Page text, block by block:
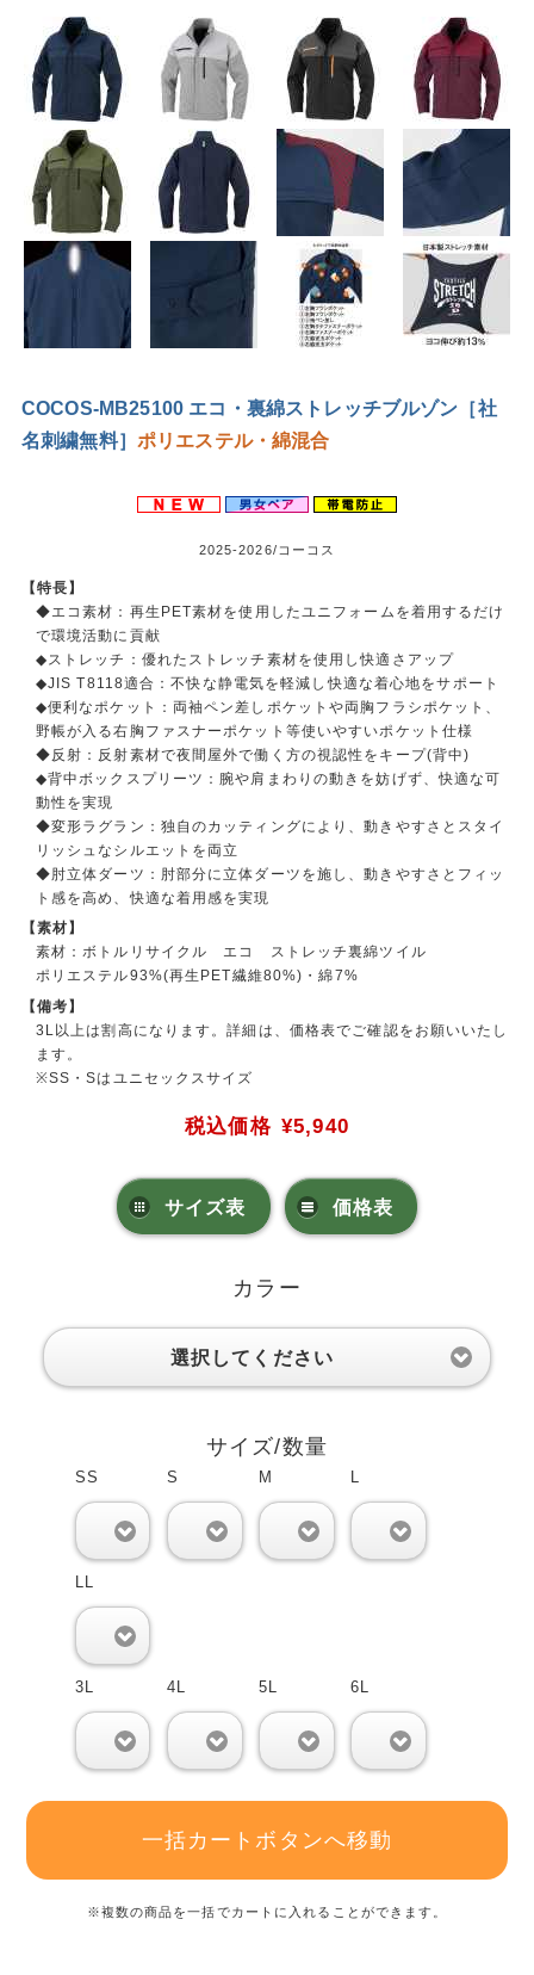
COCOS-MB25100 エコ・裏綿ストレッチブルゾン［社
名刺繍無料］ ポリエステル・綿混合
2025-2026/コーコス
【特長】
◆エコ素材：再生PET素材を使用したユニフォームを着用するだけ
で環境活動に貢献
◆ストレッチ：優れたストレッチ素材を使用し快適さアップ
◆JIS T8118適合：不快な静電気を軽減し快適な着心地をサポート
◆便利なポケット：両袖ペン差しポケットや両胸フラシポケット、
野帳が入る右胸ファスナーポケット等使いやすいポケット仕様
◆反射：反射素材で夜間屋外で働く方の視認性をキープ(背中)
◆背中ボックスプリーツ：腕や肩まわりの動きを妨げず、快適な可
動性を実現
◆変形ラグラン：独自のカッティングにより、動きやすさとスタイ
リッシュなシルエットを両立
◆肘立体ダーツ：肘部分に立体ダーツを施し、動きやすさとフィッ
ト感を高め、快適な着用感を実現
【素材】
素材：ボトルリサイクル エコ ストレッチ裏綿ツイル
ポリエステル93%(再生PET繊維80%)・綿7%
【備考】
3L以上は割高になります。詳細は、価格表でご確認をお願いいたし
ます。
※SS・Sはユニセックスサイズ
税込価格 ¥5,940
サイズ表 価格表
カラー
選択してください
サイズ/数量
SS S M L
LL
3L 4L 5L 6L
一括カートボタンへ移動
※複数の商品を一括でカートに入れることができます。